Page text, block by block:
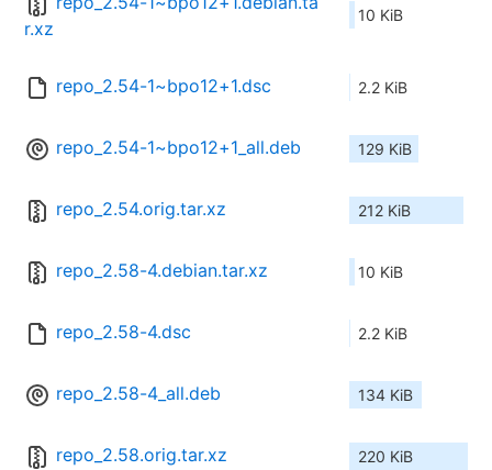
r.xz
10 KiB
repo_2.54-1~bpo12+1.dsc 2.2 KiB
repo_2.54-1~bpo12+1_all.deb 129 KiB
repo_2.54.orig.tar.xz 212 KiB
repo_2.58-4.debian.tar.xz 10 KiB
repo_2.58-4.dsc 2.2 KiB
repo_2.58-4_all.deb 134 KiB
repo_2.58.orig.tar.xz 220 KiB